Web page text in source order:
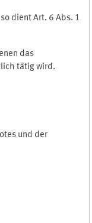
dient Art. 6 Abs. 1
das
tätig wird.
und der